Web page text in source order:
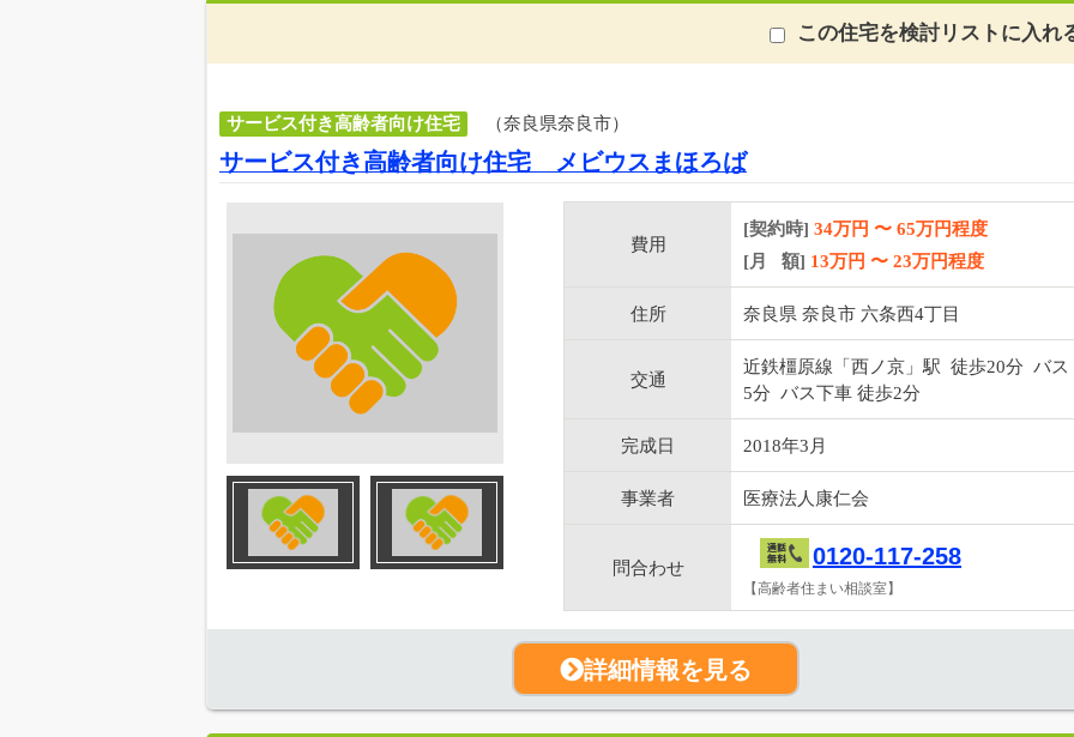
この住宅を検討リストに入れ
サービス付き高齢者向け住宅 （奈良県奈良市）
サービス付き高齢者向け住宅 メビウスまほろば
費用
[契約時] 34万円 〜 65万円程度
[月 額] 13万円 〜 23万円程度
住所 奈良県 奈良市 六条西4丁目
交通
近鉄橿原線「西ノ京」駅 徒歩20分 バス
5分 バス下車 徒歩2分
完成日 2018年3月
事業者 医療法人康仁会
問合わせ 0120-117-258
【高齢者住まい相談室】
詳細情報を見る